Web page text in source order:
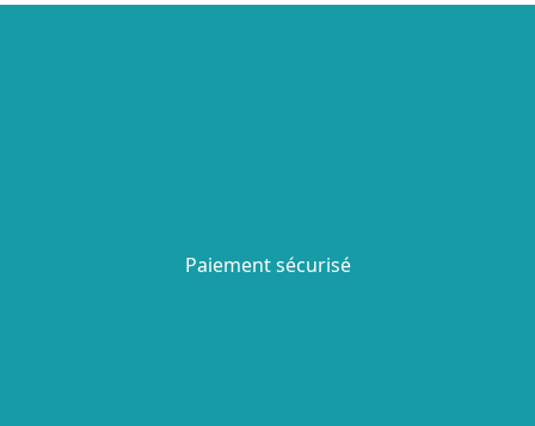
Paiement sécurisé